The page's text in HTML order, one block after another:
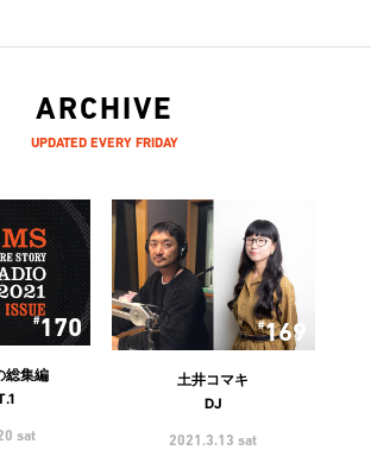
ARCHIVE
UPDATED EVERY FRIDAY
170
総集編
sat
169
土井コマキ
DJ
2021.3.13 sat